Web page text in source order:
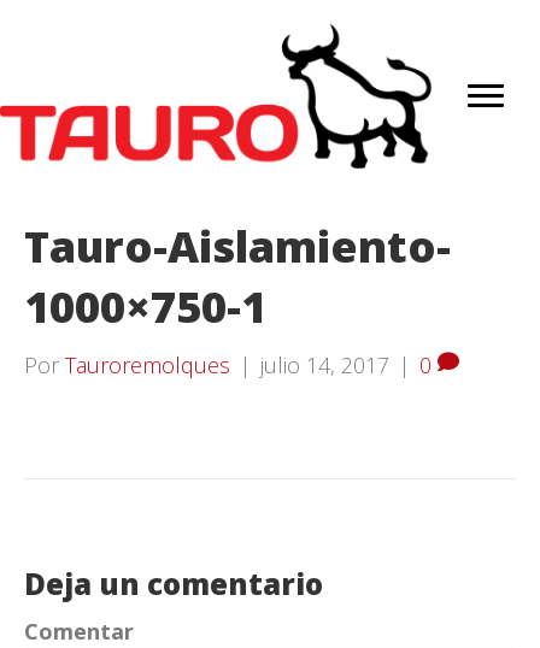
Tauro-Aislamiento-
1000×750-1
Por Tauroremolques | julio 14, 2017 | 0
Deja un comentario
Comentar